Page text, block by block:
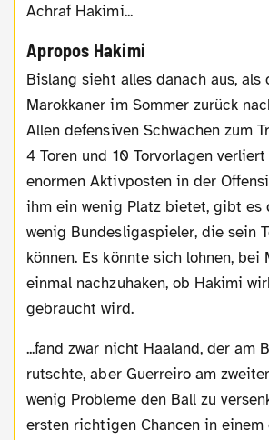
Achraf Hakimi...
Apropos Hakimi
Bislang sieht alles danach aus, als ob es für den
Marokkaner im Sommer zurück
Allen defensiven Schwächen zum
4 Toren und 10 Torvorlagen
enormen Aktivposten in der
ihm ein wenig Platz bietet, gibt es
wenig Bundesligaspieler, die sein
können. Es könnte sich lohnen, bei
einmal nachzuhaken, ob Hakimi
gebraucht wird.
...fand zwar nicht Haaland, der am Ball vorbei
rutschte, aber Guerreiro am
wenig Probleme den Ball zu
ersten richtigen Chancen in einem